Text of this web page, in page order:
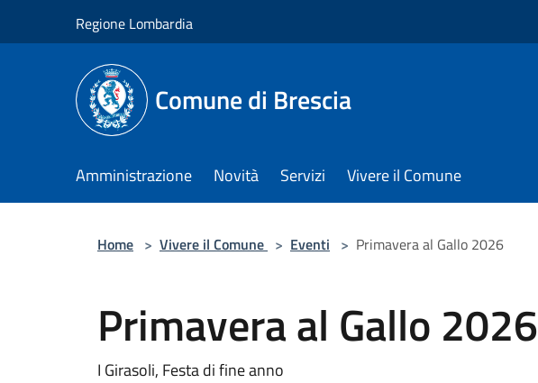
Regione Lombardia
Comune di Brescia
Amministrazione Novità Servizi Vivere il Comune
Home > Vivere il Comune > Eventi > Primavera al Gallo 2026
Primavera al Gallo 2026
I Girasoli, Festa di fine anno